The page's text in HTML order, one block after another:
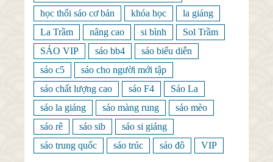
học thổi sáo cơ bản
khóa học
la giáng
La Trầm
nâng cao si bình
Sol Trầm
SÁO VIP
sáo bb4
sáo biểu diễn
sáo c5
sáo cho người mới tập
sáo chất lượng cao
sáo F4
Sáo La
sáo la giáng
sáo màng rung
sáo mèo
sáo rê
sáo sib
sáo si giáng
sáo trung quốc
sáo trúc sáo đô VIP